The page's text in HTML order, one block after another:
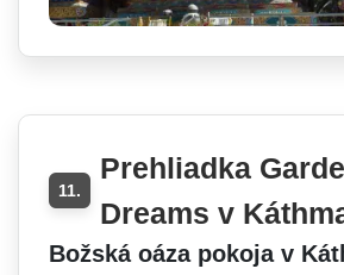
11.
Prehliadka
Dreams v
Božská oáza pokoja v